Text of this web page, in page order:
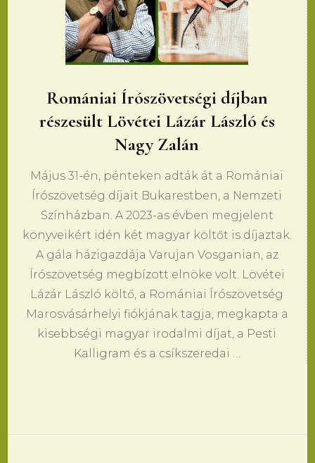
Romániai Írószövetségi díjban
részesült Lövétei Lázár László és
Nagy Zalán
Május 31-én, pénteken adták át a Romániai
Írószövetség díjait Bukarestben, a Nemzeti
Színházban. A 2023-as évben megjelent
könyveikért idén két magyar költőt is díjaztak.
A gála házigazdája Varujan Vosganian, az
Írószövetség megbízott elnöke volt. Lövétei
Lázár László költő, a Romániai Írószövetség
Marosvásárhelyi fiókjának tagja, megkapta a
kisebbségi magyar irodalmi díjat, a Pesti
Kalligram és a csíkszeredai …